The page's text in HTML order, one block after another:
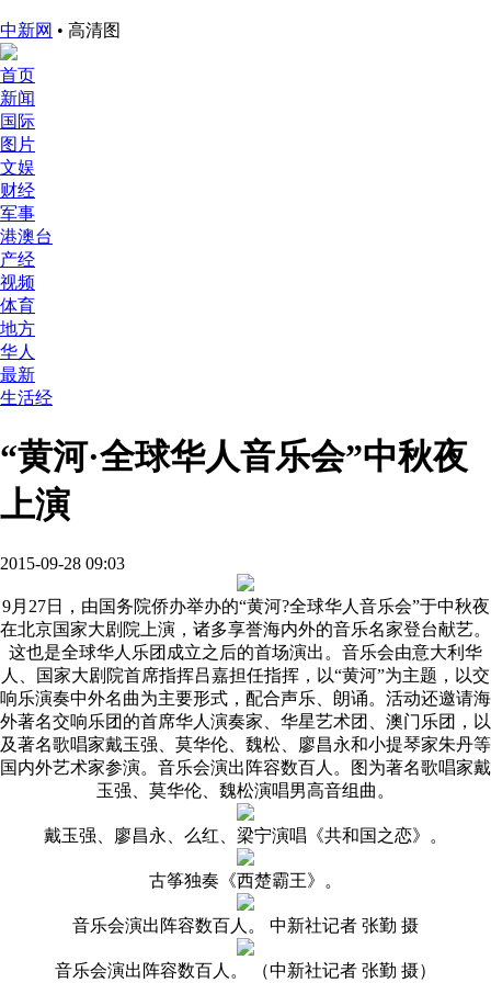
中新网 • 高清图
首页
新闻
国际
图片
文娱
财经
军事
港澳台
产经
视频
体育
地方
华人
最新
生活经
“黄河·全球华人音乐会”中秋夜
上演
2015-09-28 09:03
9月27日，由国务院侨办举办的“黄河?全球华人音乐会”于中秋夜
在北京国家大剧院上演，诸多享誉海内外的音乐名家登台献艺。
这也是全球华人乐团成立之后的首场演出。音乐会由意大利华
人、国家大剧院首席指挥吕嘉担任指挥，以“黄河”为主题，以交
响乐演奏中外名曲为主要形式，配合声乐、朗诵。活动还邀请海
外著名交响乐团的首席华人演奏家、华星艺术团、澳门乐团，以
及著名歌唱家戴玉强、莫华伦、魏松、廖昌永和小提琴家朱丹等
国内外艺术家参演。音乐会演出阵容数百人。图为著名歌唱家戴
玉强、莫华伦、魏松演唱男高音组曲。
戴玉强、廖昌永、么红、梁宁演唱《共和国之恋》。
古筝独奏《西楚霸王》。
音乐会演出阵容数百人。 中新社记者 张勤 摄
音乐会演出阵容数百人。 （中新社记者 张勤 摄）